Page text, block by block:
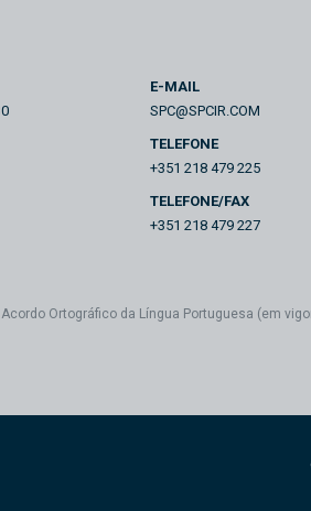
E-MAIL
SPC@SPCIR.COM
TELEFONE
+351 218 479 225
TELEFONE/FAX
+351 218 479 227
Ortográfico da Língua Portuguesa (em